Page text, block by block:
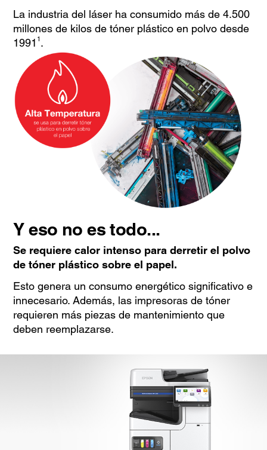
La industria del láser ha consumido más de 4.500
millones de kilos de tóner plástico en polvo desde
1991 1 .
Y eso no es todo...
Se requiere calor intenso para derretir el polvo
de tóner plástico sobre el papel.
Esto genera un consumo energético significativo e
innecesario. Además, las impresoras de tóner
requieren más piezas de mantenimiento que
deben reemplazarse.